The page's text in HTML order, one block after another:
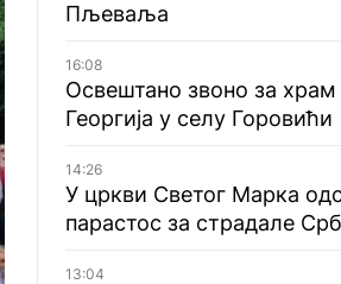
Пљеваља
16:08
Освештано звоно за храм
Георгија у селу Горовићи
14:26
У цркви Светог Марка
парастос за страдале
13:04